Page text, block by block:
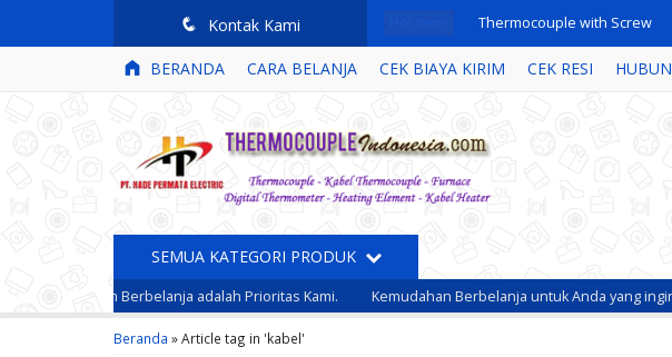
q Kontak Kami Kabel Thermocouple Type K
Kabel Thermocouple Type K
Thermocouple With
BERANDA CARA BELANJA CEK BIAYA KIRIM CEK RESI
SEMUA KATEGORI PRODUK
Berbelanja adalah Prioritas Kami. Kemudahan Berbelanja untuk Anda yang ingin
Beranda »Article tag in 'kabel'